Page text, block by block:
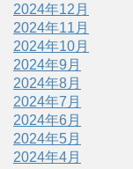
2024年12月
2024年11月
2024年10月
2024年9月
2024年8月
2024年7月
2024年6月
2024年5月
2024年4月